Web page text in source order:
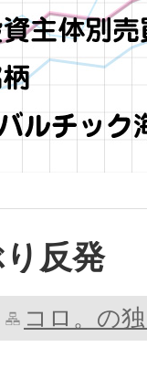
り反発
コロ。の